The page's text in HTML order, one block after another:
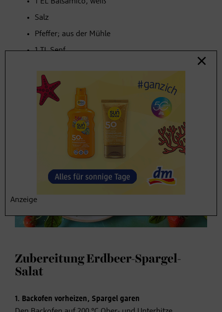
Salz
Pfeffer; aus der Mühle
1 TLSenf
150 gErdbeeren
Zubereitung Erdbeer-Spargel-
Salat
1. Backofen vorheizen, Spargel garen
Anzeige